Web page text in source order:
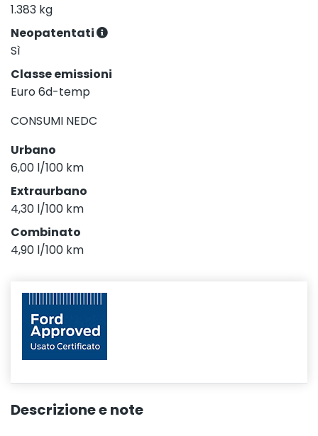
1.383 kg
Neopatentati
Sì
Classe emissioni
Euro 6d-temp
CONSUMI NEDC
Urbano
6,00 l/100 km
Extraurbano
4,30 l/100 km
Combinato
4,90 l/100 km
Descrizione e note